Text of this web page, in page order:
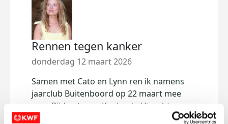
Rennen tegen kanker
donderdag 12 maart 2026
Samen met Cato en Lynn ren ik namens
jaarclub Buitenboord op 22 maart mee
voor Rijden tegen Kanker in Utrecht om
geld op te halen voor kankeronderzoek.